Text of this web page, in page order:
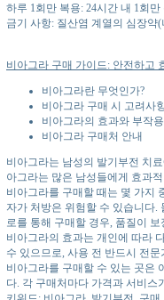
하루 1회만 복용: 24시간 내 1회
금기 사항: 질산염 계열의 심장약
비아그라 구매 가이드: 안전하고
비아그라란 무엇인가?
비아그라 구매 시 고려사
비아그라의 효과와 부작용
비아그라 구매처 안내
비아그라는 남성의 발기부전 치
아그라는 많은 남성들에게 효과
비아그라를 구매할 때는 몇 가지
자가 처방은 위험할 수 있습니다.
로를 통해 구매할 경우, 품질이
비아그라의 효과는 개인에 따라
수 있으므로, 사용 전 반드시 전
비아그라를 구매할 수 있는 곳은
다. 각 구매처마다 가격과 서비스